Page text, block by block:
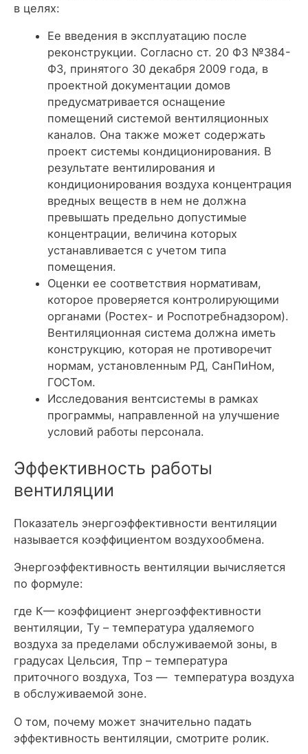
в целях:
Ее введения в эксплуатацию после
реконструкции. Согласно ст. 20 ФЗ №384-
ФЗ, принятого 30 декабря 2009 года, в
проектной документации домов
предусматривается оснащение
помещений системой вентиляционных
каналов. Она также может содержать
проект системы кондиционирования. В
результате вентилирования и
кондиционирования воздуха концентрация
вредных веществ в нем не должна
превышать предельно допустимые
концентрации, величина которых
устанавливается с учетом типа
помещения.
Оценки ее соответствия нормативам,
которое проверяется контролирующими
органами (Ростех- и Роспотребнадзором).
Вентиляционная система должна иметь
конструкцию, которая не противоречит
нормам, установленным РД, СанПиНом,
ГОСТом.
Исследования вентсистемы в рамках
программы, направленной на улучшение
условий работы персонала.
Эффективность работы
вентиляции
Показатель энергоэффективности вентиляции
называется коэффициентом воздухообмена.
Энергоэффективность вентиляции вычисляется
по формуле:
где К— коэффициент энергоэффективности
вентиляции, Ту – температура удаляемого
воздуха за пределами обслуживаемой зоны, в
градусах Цельсия, Тпр – температура
приточного воздуха, Тоз — температура воздуха
в обслуживаемой зоне.
О том, почему может значительно падать
эффективность вентиляции, смотрите ролик.